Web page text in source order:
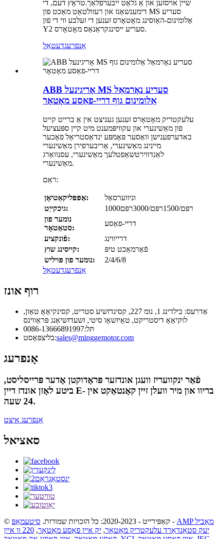
שיין אויסזען און אַ גלאַט ייבערפלאַך.טראָץ דעם, די
דימענשאַנז און רעזולטאַט מאַכט פון MS סעריע
אַלומינום-האָוסינג מאָטאָרס זענען די זעלבע ווי די פון
Y2 סעריע ייסינגקראַנאַס מאָטאָרס.
אָנפרעגדעטאַל
ABB אָריגינעל MS סעריע נאָרמאַל
אַלומינום גוף דריי-פאַסע מאָטאָר
עלעקטריק מאָטאָרס זענען געניצט אין אַ ברייט קייט
פון מאַשינערי און עקוויפּמענט מיט קיין ספּעציעל
באדערפענישן וואַסער פּאָמפּע ינדאַסטריאַל פאָכער
מיינינג מאַשינערי, אַריבערפירן מאַשינערי
לאַנדווירטשאַפטלעך מאַשינערי, עסנוואַרג
מאַשינערי.
ראַם:
אַפּפּליקאַטיאָן:
וניווערסאַל
גיכקייַט:
1000רפּם/1500רפּם/3000רפּם
נומער פון
סטאַטאָר:
דריי-פאַסע
פֿונקציע:
דרייווינג
קייסינג שוץ:
פֿאַרמאַכט טיפּ
נומער פון פּויליש:
2/4/6/8
אָנפרעגדעטאַל
רוף אונז
אַדרעס: בילדינג 1, נומ 227, קסינדזשיע סטריט, קסינקיאַאָ טאַון,
לוקיאַאָ דיסטריקט, טאַיזשאָו סיטי, זשעדזשיאַנג פּראַווינס
תּל:0086-13666891997
בליצפּאָסט:sales@minggemotor.com
אָנפרעג
פֿאַר ינקוועריז וועגן אונדזער פּראָדוקטן אָדער פּרייסליסט,
ביטע לאָזן אונדז דיין E- בריוו און מיר וועלן זיין קאָנטאַקט אין
24 שעה.
אָנפרעג איצט
סאציאל
© קאַפּירייט - 2020-2023: כל הזכויות שמורות. סיטעמאַפּ -
AMP מאָביל
יעק סטאַנדאַרד עלעקטריק מאָטאָר, יק איין פאַסע מאָטאָר,
220 וו איין